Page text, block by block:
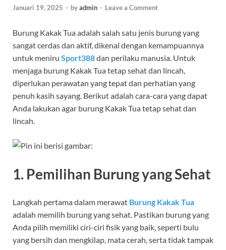
Januari 19, 2025 - byadmin - Leave a Comment
Burung Kakak Tua adalah salah satu jenis burung yang
sangat cerdas dan aktif, dikenal dengan kemampuannya
untuk meniru Sport388dan perilaku manusia. Untuk
menjaga burung Kakak Tua tetap sehat dan lincah,
diperlukan perawatan yang tepat dan perhatian yang
penuh kasih sayang. Berikut adalah cara-cara yang dapat
Anda lakukan agar burung Kakak Tua tetap sehat dan
lincah.
1. Pemilihan Burung yang Sehat
Langkah pertama dalam merawat Burung Kakak Tua
adalah memilih burung yang sehat. Pastikan burung yang
Anda pilih memiliki ciri-ciri fisik yang baik, seperti bulu
yang bersih dan mengkilap, mata cerah, serta tidak tampak